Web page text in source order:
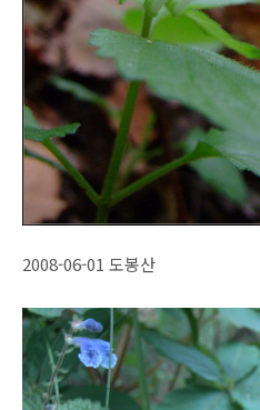
2008-06-01 도봉산